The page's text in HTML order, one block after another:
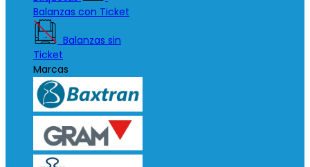
Balanzas con Ticket
Balanzas sin
Ticket
Marcas